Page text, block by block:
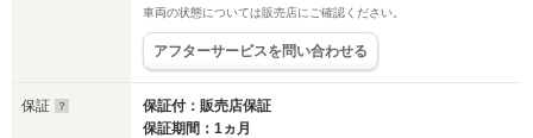
車両の状態については販売店にご確認ください。
アフターサービスを問い合わせる
保証
保証付：販売店保証
保証期間：1ヵ月